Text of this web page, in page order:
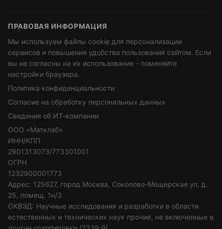
ПРАВОВАЯ ИНФОРМАЦИЯ
Мы используем файлы cookie для персонализации
сервисов и повышения удобства пользования сайтом. Если
вы не согласны на их использование - поменяйте
настройки браузера.
Политика конфиденциальности
Согласие на обработку персональных данных
Сведения об ИТ-компании
ООО «Матклаб»
ИНН/КПП
2901313073/773301001
ОГРН
1232900001773
Адрес: 125627, город Москва, Соколово-Мещерская ул, д.
25, помещ. 1н/3
ОКВЭД: Научные исследования и разработки в области
естественных и технических наук прочие, не включенные в